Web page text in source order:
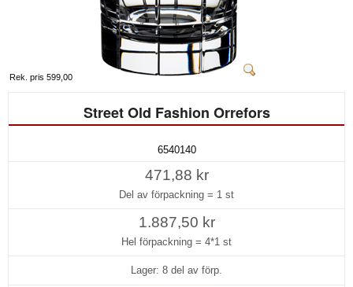
Rek. pris 599,00
Street Old Fashion Orrefors
6540140
471,88 kr
Del av förpackning = 1 st
1.887,50 kr
Hel förpackning = 4*1 st
Lager: 8 del av förp.